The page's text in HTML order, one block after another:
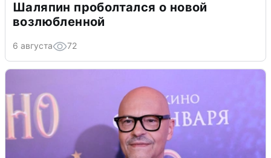
Шаляпин проболтался о новой
возлюбленной
6 августа 72